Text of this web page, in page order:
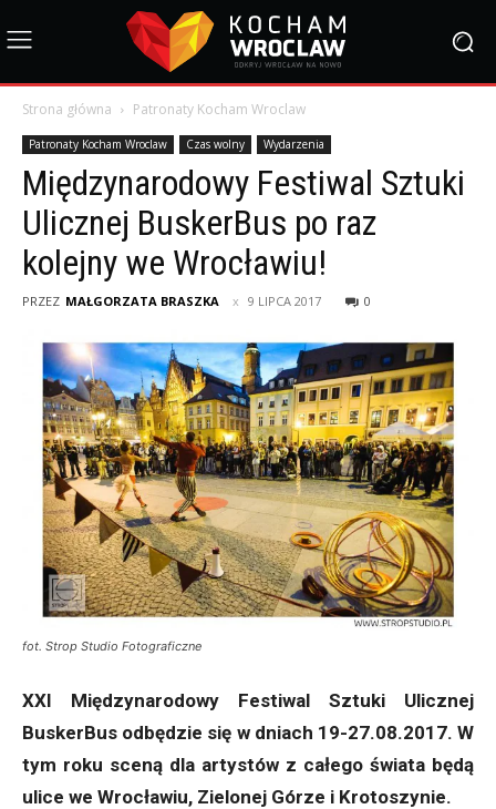
Strona główna Patronaty Kocham Wroclaw
Patronaty Kocham Wroclaw Czas wolny Wydarzenia
Międzynarodowy Festiwal Sztuki
Ulicznej BuskerBus po raz
kolejny we Wrocławiu!
PRZEZ MAŁGORZATA BRASZKA 9 LIPCA 2017 0
fot. Strop Studio Fotograficzne
XXI Międzynarodowy Festiwal Sztuki Ulicznej
BuskerBus odbędzie się w dniach 19-27.08.2017. W
tym roku sceną dla artystów z całego świata będą
ulice we Wrocławiu, Zielonej Górze i Krotoszynie.